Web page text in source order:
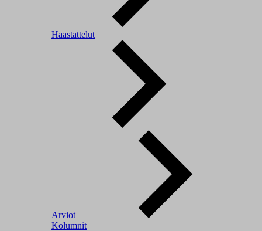
Haastattelut
Arviot
Kolumnit